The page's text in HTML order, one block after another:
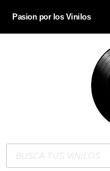
Pasion por los Vinilos